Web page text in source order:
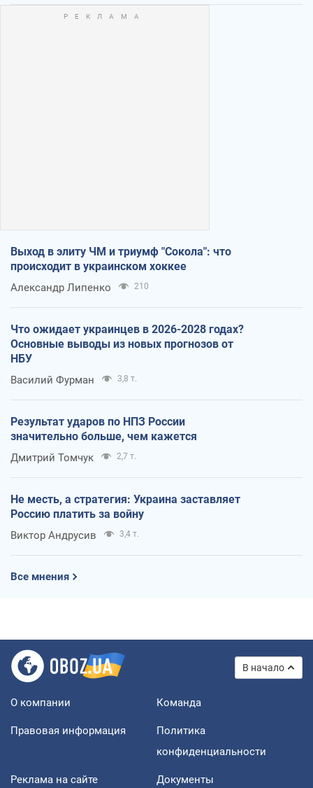
Выход в элиту ЧМ и триумф "Сокола": что
происходит в украинском хоккее
Александр Липенко 210
Что ожидает украинцев в 2026-2028 годах?
Основные выводы из новых прогнозов от
НБУ
Василий Фурман 3,8 т.
Результат ударов по НПЗ России
значительно больше, чем кажется
Дмитрий Томчук 2,7 т.
Не месть, а стратегия: Украина заставляет
Россию платить за войну
Виктор Андрусив 3,4 т.
Все мнения
В начало
О компании Команда
Правовая информация
Политика
конфиденциальности
Реклама на сайте Документы